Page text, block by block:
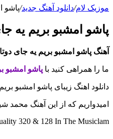
موزیک لام/دانلود آهنگ جدید/پاشو
پاشو امشبو بریم یه
آهنگ پاشو امشبو بریم یه جای
ما را همراهی کنید با پاشو امشبو
دانلود اهنگ زیبای پاشو امشبو
امیدواریم که از این آهنگ محمد
320 & 128 In The Musiclam